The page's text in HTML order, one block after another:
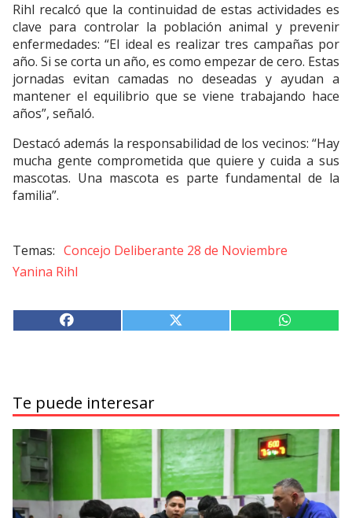
Rihl recalcó que la continuidad de estas actividades es
clave para controlar la población animal y prevenir
enfermedades: “El ideal es realizar tres campañas por
año. Si se corta un año, es como empezar de cero. Estas
jornadas evitan camadas no deseadas y ayudan a
mantener el equilibrio que se viene trabajando hace
años”, señaló.
Destacó además la responsabilidad de los vecinos: “Hay
mucha gente comprometida que quiere y cuida a sus
mascotas. Una mascota es parte fundamental de la
familia”.
Concejo Deliberante 28 de Noviembre
Yanina Rihl
Te puede interesar